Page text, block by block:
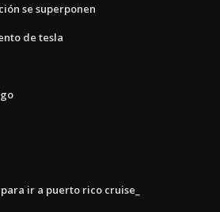
se superponen
de tesla
ir a puerto rico cruise_